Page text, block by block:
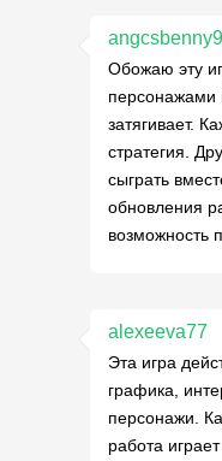
Обожаю эту
персонажами
затягивает.
стратегия.
сыграть
обновления
возможность
alexeeva77
Эта игра
графика,
персонажи.
работа